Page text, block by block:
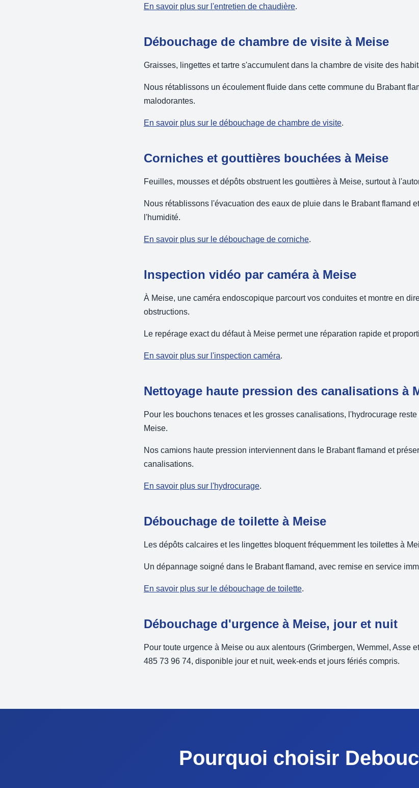
En savoir plus sur l'entretien de chaudière.
Débouchage de chambre de visite à Meise
Graisses, lingettes et tartre s'accumulent dans la chambre de visite des
Nous rétablissons un écoulement fluide dans cette commune du Brabant
malodorantes.
En savoir plus sur le débouchage de chambre de visite.
Corniches et gouttières bouchées à Meise
Feuilles, mousses et dépôts obstruent les gouttières à Meise, surtout à
Nous rétablissons l'évacuation des eaux de pluie dans le Brabant flamand
l'humidité.
En savoir plus sur le débouchage de corniche.
Inspection vidéo par caméra à Meise
À Meise, une caméra endoscopique parcourt vos conduites et montre en
obstructions.
Le repérage exact du défaut à Meise permet une réparation rapide et
En savoir plus sur l'inspection caméra.
Nettoyage haute pression des canalisations à
Pour les bouchons tenaces et les grosses canalisations, l'hydrocurage
Meise.
Nos camions haute pression interviennent dans le Brabant flamand et
canalisations.
En savoir plus sur l'hydrocurage.
Débouchage de toilette à Meise
Les dépôts calcaires et les lingettes bloquent fréquemment les toilettes à
Un dépannage soigné dans le Brabant flamand, avec remise en service
En savoir plus sur le débouchage de toilette.
Débouchage d'urgence à Meise, jour et nuit
Pour toute urgence à Meise ou aux alentours (Grimbergen, Wemmel, Asse
485 73 96 74, disponible jour et nuit, week-ends et jours fériés compris.
Pourquoi choisir